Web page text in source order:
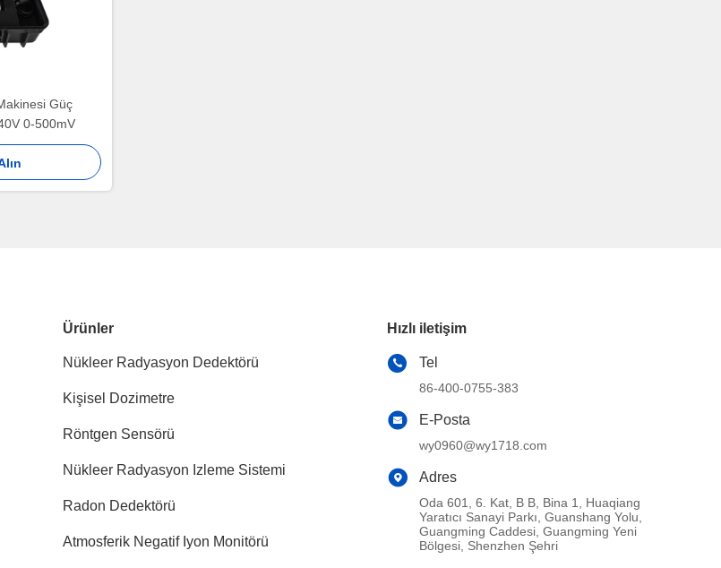
Güç
0-500mV
Ürünler
Nükleer Radyasyon Dedektörü
Kişisel Dozimetre
Röntgen Sensörü
Nükleer Radyasyon Izleme Sistemi
Radon Dedektörü
Atmosferik Negatif Iyon Monitörü
Hızlı iletişim
Tel
86-400-0755-383
E-Posta
wy0960@wy1718.com
Adres
Oda 601, 6. Kat, B B, Bina 1, Huaqiang
Yaratıcı Sanayi Parkı, Guanshang Yolu,
Guangming Caddesi, Guangming Yeni
Bölgesi, Shenzhen Şehri